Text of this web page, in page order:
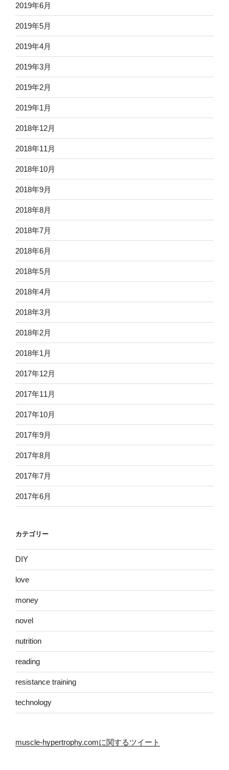
2019年6月
2019年5月
2019年4月
2019年3月
2019年2月
2019年1月
2018年12月
2018年11月
2018年10月
2018年9月
2018年8月
2018年7月
2018年6月
2018年5月
2018年4月
2018年3月
2018年2月
2018年1月
2017年12月
2017年11月
2017年10月
2017年9月
2017年8月
2017年7月
2017年6月
カテゴリー
DIY
love
money
novel
nutrition
reading
resistance training
technology
muscle-hypertrophy.comに関するツイート